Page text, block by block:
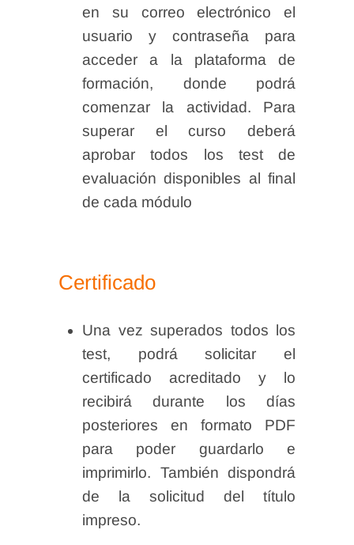
en su correo electrónico el
usuario y contraseña para
acceder a la plataforma de
formación, donde podrá
comenzar la actividad. Para
superar el curso deberá
aprobar todos los test de
evaluación disponibles al final
de cada módulo
Certificado
Una vez superados todos los
test, podrá solicitar el
certificado acreditado y lo
recibirá durante los días
posteriores en formato PDF
para poder guardarlo e
imprimirlo. También dispondrá
de la solicitud del título
impreso.